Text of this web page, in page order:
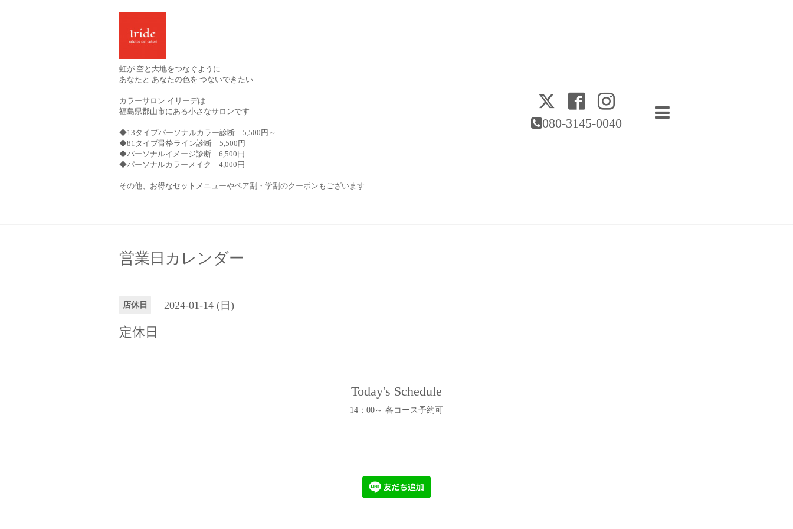
080-3145-0040
虹が 空と大地をつなぐように
あなたと あなたの色を つないできたい
カラーサロン イリーデは
福島県郡山市にある小さなサロンです
◆13タイプパーソナルカラー診断 5,500円～
◆81タイプ骨格ライン診断 5,500円
◆パーソナルイメージ診断 6,500円
◆パーソナルカラーメイク 4,000円
その他、お得なセットメニューやペア割・学割のクーポンもございます
営業日カレンダー
店休日 2024-01-14 (日)
定休日
Today's Schedule
14：00～ 各コース予約可